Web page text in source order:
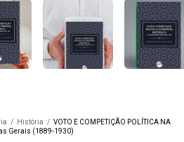
/ História / VOTO E COMPETIÇÃO POLÍTICA NA
Gerais (1889-1930)